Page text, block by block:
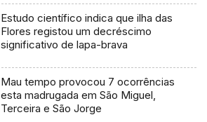
Estudo científico indica que ilha das
Flores registou um decréscimo
significativo de lapa-brava
Mau tempo provocou 7 ocorrências
esta madrugada em São Miguel,
Terceira e São Jorge